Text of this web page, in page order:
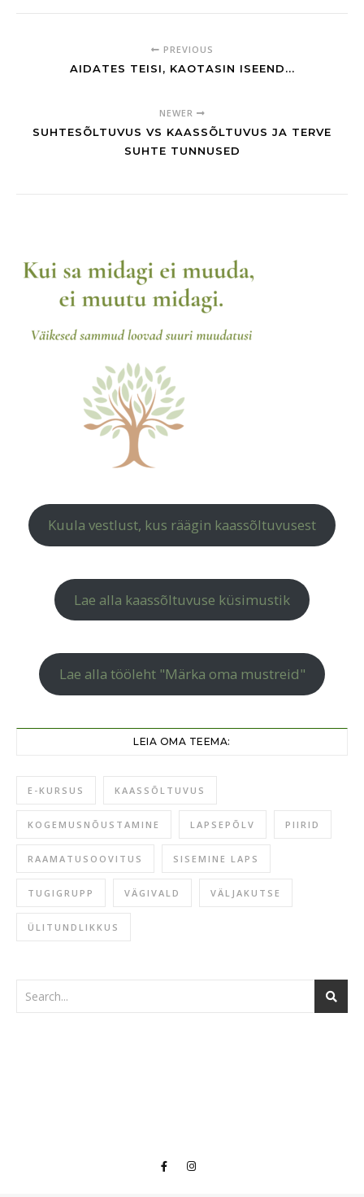
PREVIOUS
AIDATES TEISI, KAOTASIN ISEEND...
NEWER
SUHTESÕLTUVUS VS KAASSÕLTUVUS JA TERVE
SUHTE TUNNUSED
Kuula vestlust, kus räägin kaassõltuvusest
Lae alla kaassõltuvuse küsimustik
Lae alla tööleht "Märka oma mustreid"
LEIA OMA TEEMA:
E-KURSUS KAASSÕLTUVUS
KOGEMUSNÕUSTAMINE LAPSEPÕLV PIIRID
RAAMATUSOOVITUS SISEMINE LAPS
TUGIGRUPP VÄGIVALD VÄLJAKUTSE
ÜLITUNDLIKKUS